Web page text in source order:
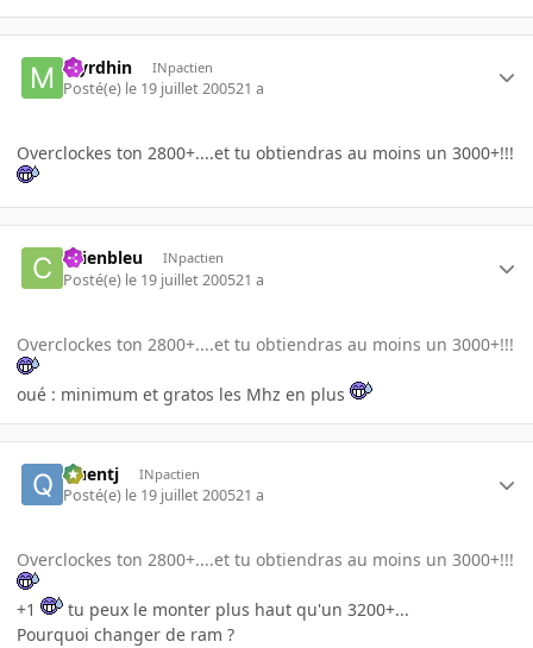
Myrdhin INpactien
Posté(e) le 19 juillet 200521 a
Overclockes ton 2800+....et tu obtiendras au moins un 3000+!!!
chienbleu INpactien
Posté(e) le 19 juillet 200521 a
Overclockes ton 2800+....et tu obtiendras au moins un 3000+!!!
oué : minimum et gratos les Mhz en plus
Quentj INpactien
Posté(e) le 19 juillet 200521 a
Overclockes ton 2800+....et tu obtiendras au moins un 3000+!!!
+1
tu peux le monter plus haut qu'un 3200+...
Pourquoi changer de ram ?